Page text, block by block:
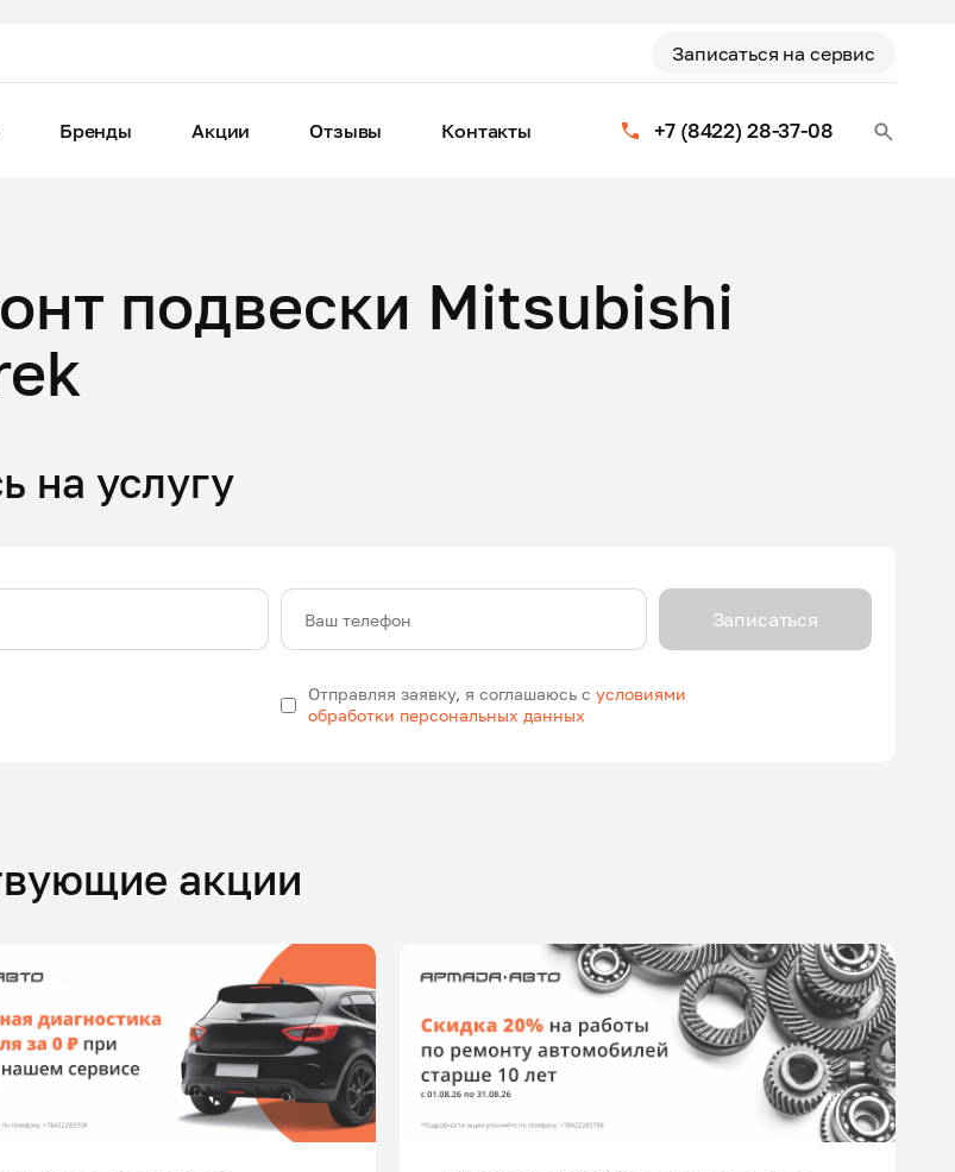
Записаться на сервис
+7 (8422) 28-37-08
Бренды Акции Отзывы Контакты
подвески Mitsubishi
на услугу
Ваш телефон
Отправляя заявку, я соглашаюсь сусловиями
обработки персональных данных
Записаться
акции